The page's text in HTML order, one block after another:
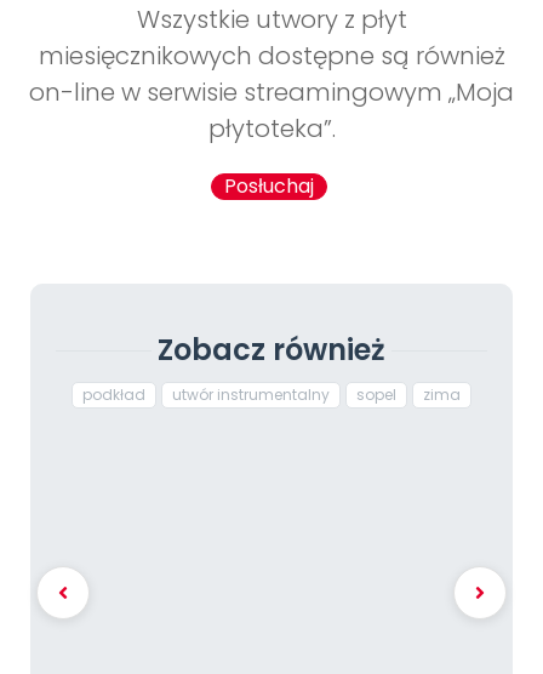
Wszystkie utwory z płyt
miesięcznikowych dostępne są również
on-line w serwisie streamingowym „Moja
płytoteka”.
Posłuchaj
Zobacz również
podkład utwór instrumentalny sopel zima